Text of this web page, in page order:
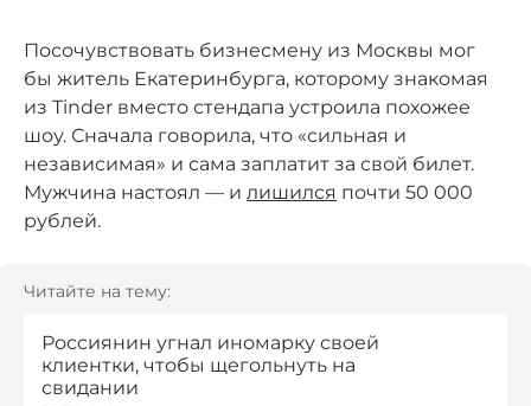
Посочувствовать бизнесмену из Москвы мог
бы житель Екатеринбурга, которому знакомая
из Tinder вместо стендапа устроила похожее
шоу. Сначала говорила, что «сильная и
независимая» и сама заплатит за свой билет.
Мужчина настоял — и лишился почти 50 000
рублей.
Читайте на тему:
Россиянин угнал иномарку своей
клиентки, чтобы щегольнуть на
свидании